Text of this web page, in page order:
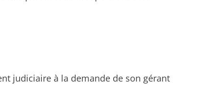
judiciaire à la demande de son gérant